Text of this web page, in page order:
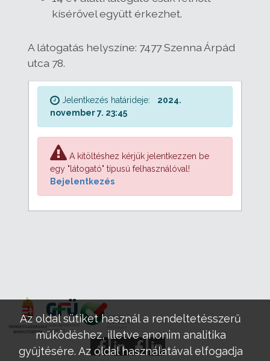
kísérővel együtt érkezhet.
A látogatás helyszíne: 7477 Szenna Árpád
utca 78.
Jelentkezés határideje:
2024.
november 7. 23:45
A kitöltéshez kérjük jelentkezzen be
egy "látogató" típusú felhasználóval!
Bejelentkezés
Az oldal sütiket használ a rendeltetésszerű
működéshez, illetve anonim analitika
gyűjtésére. Az oldal használatával elfogadja